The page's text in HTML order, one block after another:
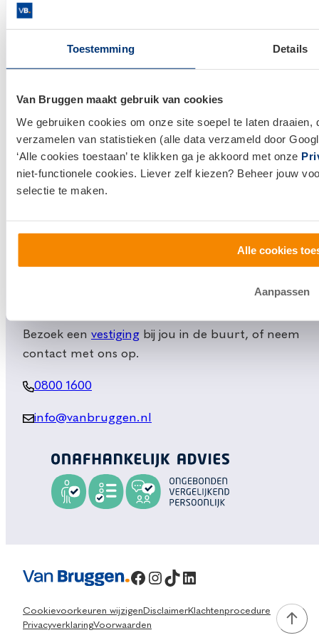
Toestemming Details
Van Bruggen maakt gebruik van cookies
We gebruiken cookies om onze site soepel te laten
verzamelen van statistieken (alle data verzameld door
‘Alle cookies toestaan’ te klikken ga je akkoord met onze
niet-functionele cookies. Liever zelf kiezen? Beheer jouw
selectie te maken.
Alle cookies
Aanpassen
Links
Hypotheken
Hypotheek afsluiten
Actuele hypotheekrentes
Financieel Advies
Verzekeringsadvies
Huis verkopen
Bezoek een vestiging bij jou in de buurt, of neem
contact met ons op.
0800 1600
info@vanbruggen.nl
Facebook
Instagram
TikTok
LinkedIn
Cookievoorkeuren wijzigen DisclaimerKlachtenprocedure
PrivacyverklaringVoorwaarden